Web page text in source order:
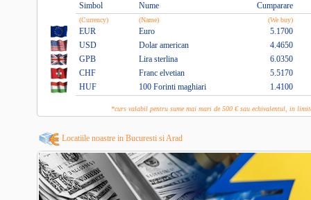
Simbol Nume Cumparare
(Currency) (Name) (We buy)
EUR Euro
5.1700
USD
Dolar american
4.4650
GPB
Lira sterlina
6.0350
CHF
Franc elvetian
5.5170
HUF
100 Forinti maghiari 1.4100
*curs valabil pentru sume mai mari de 500 € sau echivalentul, in
Locatiile noastre in Bucuresti si Arad